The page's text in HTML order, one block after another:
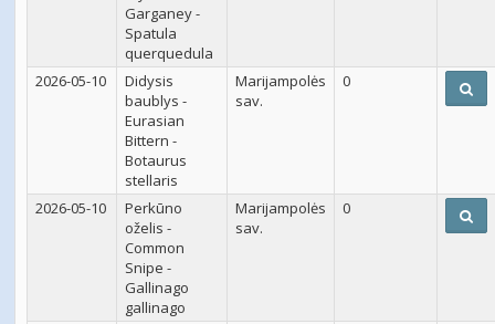
Garganey -
Spatula
querquedula
2026-05-10
Didysis
baublys -
Eurasian
Bittern -
Botaurus
stellaris
Marijampolės
sav.
0
2026-05-10
Perkūno
oželis -
Common
Snipe -
Gallinago
gallinago
Marijampolės
sav.
0